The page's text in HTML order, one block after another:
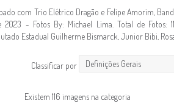
com Trio Elétrico Dragão e Felipe Amorim,
- Fotos By: Michael Lima. Total de Fotos:
Estadual Guilherme Bismarck, Junior Bibi,
Classificar por
Existem 116 imagens na categoria